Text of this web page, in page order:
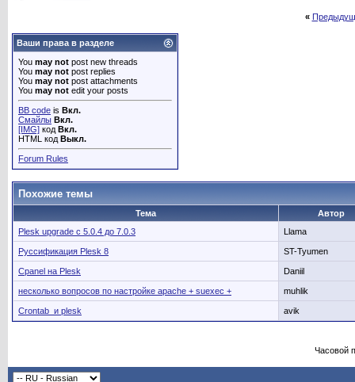
«
Ваши права в разделе
You may not post new threads
You may not post replies
You may not post attachments
You may not edit your posts
BB code is Вкл.
Смайлы Вкл.
[IMG] код Вкл.
HTML код Выкл.
Forum Rules
Похожие темы
Тема
Автор
Plesk upgrade с 5.0.4 до 7.0.3
Llama
Руссификация Plesk 8 ST-Tyumen
Cpanel на Plesk Daniil
несколько вопросов по настройке apache + suexec + muhlik
Crontab и plesk avik
Часовой